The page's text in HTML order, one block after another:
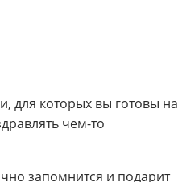
для которых вы готовы на
чем-то
запомнится и подарит